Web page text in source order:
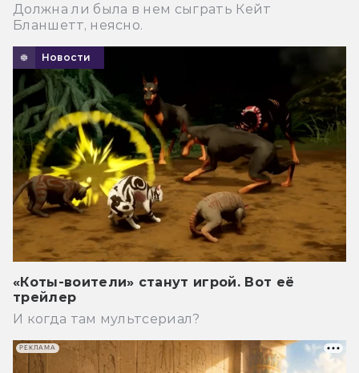
Должна ли была в нем сыграть Кейт
Бланшетт, неясно.
Новости
«Коты-воители» станут игрой. Вот её
трейлер
И когда там мультсериал?
РЕКЛАМА